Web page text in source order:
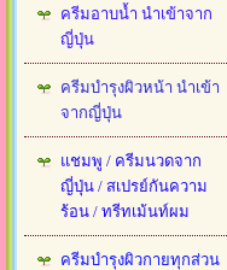
ครีมอาบน้ำ นำเข้าจาก
ญี่ปุ่น
ครีมบำรุงผิวหน้า นำเข้า
จากญี่ปุ่น
แชมพู / ครีมนวดจาก
ญี่ปุ่น / สเปรย์กันความ
ร้อน / ทรีทเม้นท์ผม
ครีมบำรุงผิวกายทุกส่วน